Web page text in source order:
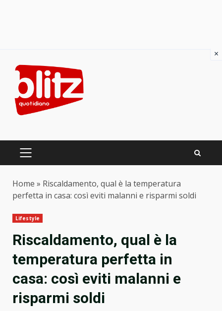
content
PRIMARY
Home » Riscaldamento, qual è la temperatura
perfetta in casa: così eviti malanni e risparmi soldi
Lifestyle
Riscaldamento, qual è la
temperatura perfetta in
casa: così eviti malanni e
risparmi soldi
×